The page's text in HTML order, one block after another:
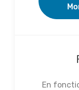
En